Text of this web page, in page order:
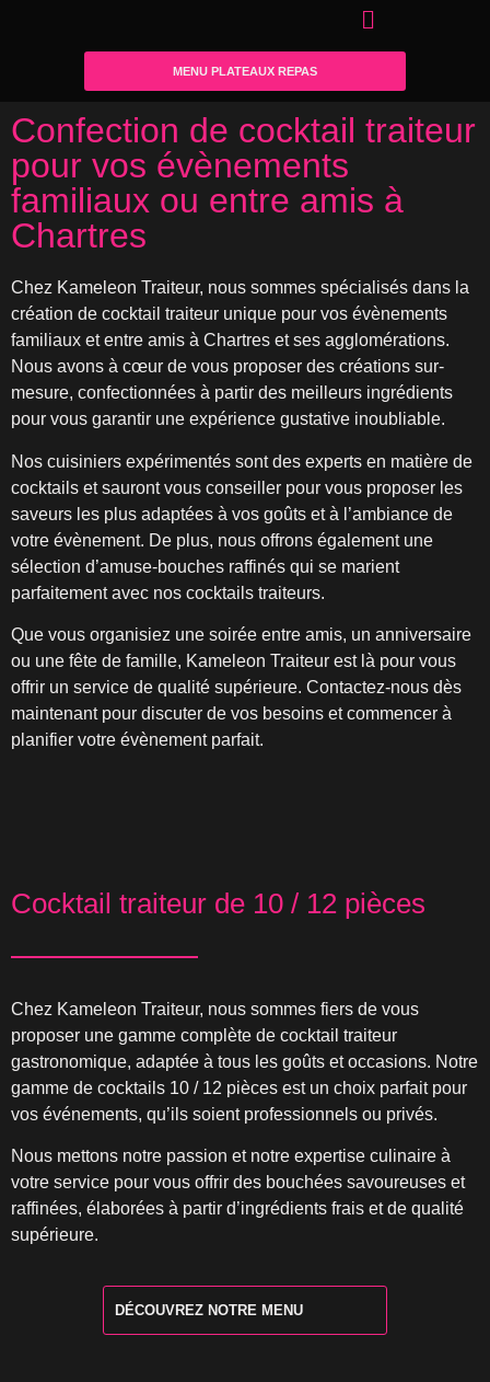
MENU PLATEAUX REPAS
Confection de cocktail traiteur
pour vos évènements
familiaux ou entre amis à
Chartres
Chez Kameleon Traiteur, nous sommes spécialisés dans la
création de cocktail traiteur unique pour vos évènements
familiaux et entre amis à Chartres et ses agglomérations.
Nous avons à cœur de vous proposer des créations sur-
mesure, confectionnées à partir des meilleurs ingrédients
pour vous garantir une expérience gustative inoubliable.
Nos cuisiniers expérimentés sont des experts en matière de
cocktails et sauront vous conseiller pour vous proposer les
saveurs les plus adaptées à vos goûts et à l’ambiance de
votre évènement. De plus, nous offrons également une
sélection d’amuse-bouches raffinés qui se marient
parfaitement avec nos cocktails traiteurs.
Que vous organisiez une soirée entre amis, un anniversaire
ou une fête de famille, Kameleon Traiteur est là pour vous
offrir un service de qualité supérieure. Contactez-nous dès
maintenant pour discuter de vos besoins et commencer à
planifier votre évènement parfait.
Cocktail traiteur de 10 / 12 pièces
Chez Kameleon Traiteur, nous sommes fiers de vous
proposer une gamme complète de cocktail traiteur
gastronomique, adaptée à tous les goûts et occasions. Notre
gamme de cocktails 10 / 12 pièces est un choix parfait pour
vos événements, qu’ils soient professionnels ou privés.
Nous mettons notre passion et notre expertise culinaire à
votre service pour vous offrir des bouchées savoureuses et
raffinées, élaborées à partir d’ingrédients frais et de qualité
supérieure.
DÉCOUVREZ NOTRE MENU